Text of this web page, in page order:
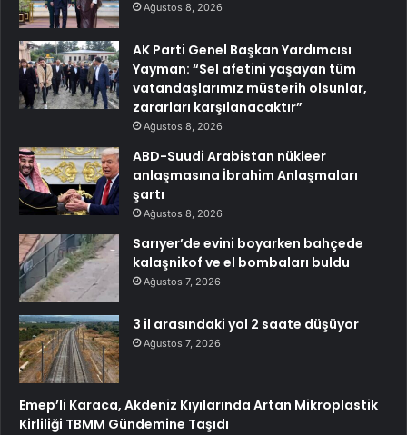
Ağustos 8, 2026
AK Parti Genel Başkan Yardımcısı
Yayman: “Sel afetini yaşayan tüm
vatandaşlarımız müsterih olsunlar,
zararları karşılanacaktır”
Ağustos 8, 2026
ABD-Suudi Arabistan nükleer
anlaşmasına İbrahim Anlaşmaları
şartı
Ağustos 8, 2026
Sarıyer’de evini boyarken bahçede
kalaşnikof ve el bombaları buldu
Ağustos 7, 2026
3 il arasındaki yol 2 saate düşüyor
Ağustos 7, 2026
Emep’li Karaca, Akdeniz Kıyılarında Artan Mikroplastik
Kirliliği TBMM Gündemine Taşıdı